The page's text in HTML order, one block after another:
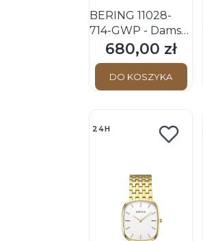
BERING 11028-
714-GWP - Damski
- Zegarek na
bransolecie +
Bransoletki
Cena
680,00 zł
DO KOSZYKA
24H